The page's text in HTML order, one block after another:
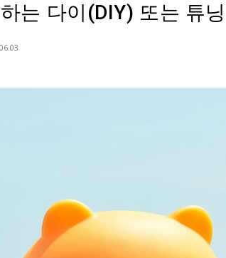
는 다이(DIY) 또는 튜닝